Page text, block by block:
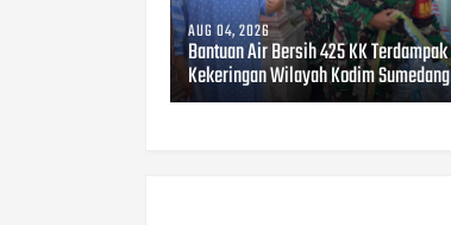
AUG 04, 2026
Bantuan Air Bersih 425 KK Terdampak
Kekeringan Wilayah Kodim Sumedang